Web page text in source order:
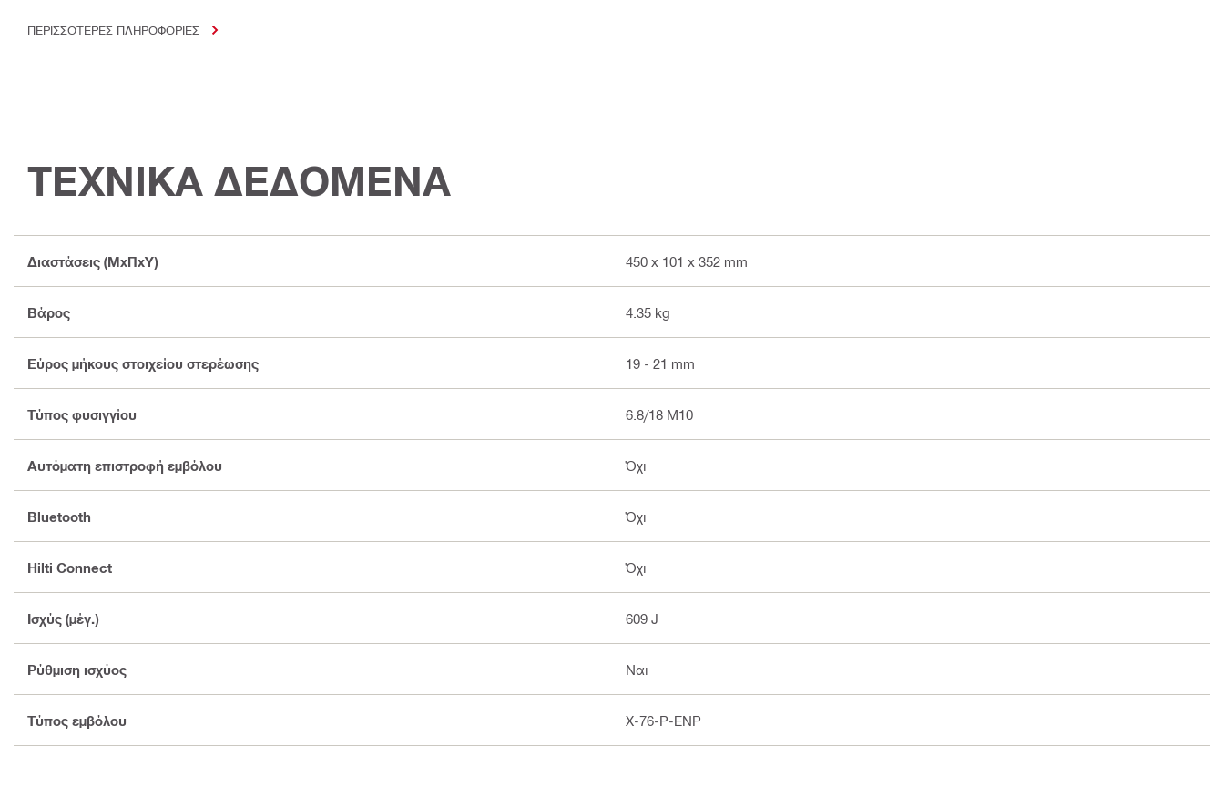
ΠΕΡΙΣΣΟΤΕΡΕΣ ΠΛΗΡΟΦΟΡΙΕΣ
ΤΕΧΝΙΚΑ ΔΕΔΟΜΕΝΑ
Διαστάσεις (ΜxΠxΥ) 450 x 101 x 352 mm
Βάρος 4.35 kg
Εύρος μήκους στοιχείου στερέωσης 19 - 21 mm
Τύπος φυσιγγίου 6.8/18 M10
Αυτόματη επιστροφή εμβόλου Όχι
Bluetooth Όχι
Hilti Connect Όχι
Ισχύς (μέγ.) 609 J
Ρύθμιση ισχύος Ναι
Τύπος εμβόλου X-76-P-ENP